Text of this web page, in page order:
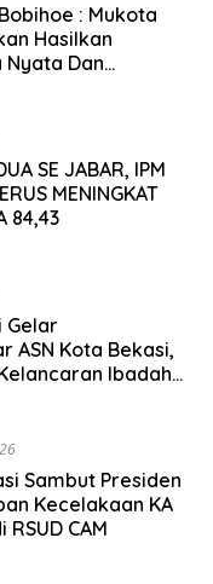
: Mukota
Hasilkan
Dan
SE JABAR, IPM
MENINGKAT
84,43
Gelar
ASN Kota Bekasi,
Ibadah
Sambut Presiden
Kecelakaan KA
CAM